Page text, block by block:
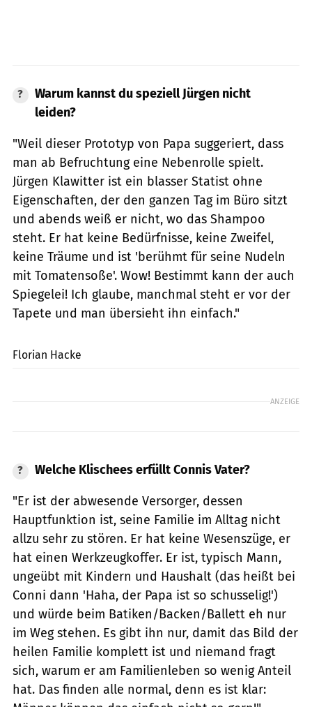
Warum kannst du speziell Jürgen nicht
leiden?
"Weil dieser Prototyp von Papa suggeriert, dass
man ab Befruchtung eine Nebenrolle spielt.
Jürgen Klawitter ist ein blasser Statist ohne
Eigenschaften, der den ganzen Tag im Büro sitzt
und abends weiß er nicht, wo das Shampoo
steht. Er hat keine Bedürfnisse, keine Zweifel,
keine Träume und ist 'berühmt für seine Nudeln
mit Tomatensoße'. Wow! Bestimmt kann der auch
Spiegelei! Ich glaube, manchmal steht er vor der
Tapete und man übersieht ihn einfach."
Florian Hacke
ANZEIGE
Welche Klischees erfüllt Connis Vater?
"Er ist der abwesende Versorger, dessen
Hauptfunktion ist, seine Familie im Alltag nicht
allzu sehr zu stören. Er hat keine Wesenszüge, er
hat einen Werkzeugkoffer. Er ist, typisch Mann,
ungeübt mit Kindern und Haushalt (das heißt bei
Conni dann 'Haha, der Papa ist so schusselig!')
und würde beim Batiken/Backen/Ballett eh nur
im Weg stehen. Es gibt ihn nur, damit das Bild der
heilen Familie komplett ist und niemand fragt
sich, warum er am Familienleben so wenig Anteil
hat. Das finden alle normal, denn es ist klar: